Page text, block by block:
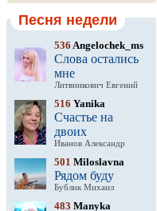
Песня недели
536 Angelochek_ms
Слова остались
мне
Литвинкович Евгений
516 Yanika
Счастье на
двоих
Иванов Александр
501 Miloslavna
Рядом буду
Бублик Михаил
483 Manyka